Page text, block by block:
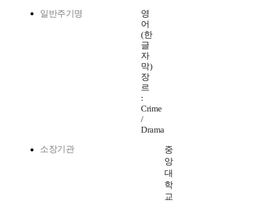
일반주기명
영
어
(한
글
자
막)
장
르
:
Crime
/
Drama
소장기관
중
앙
대
학
교